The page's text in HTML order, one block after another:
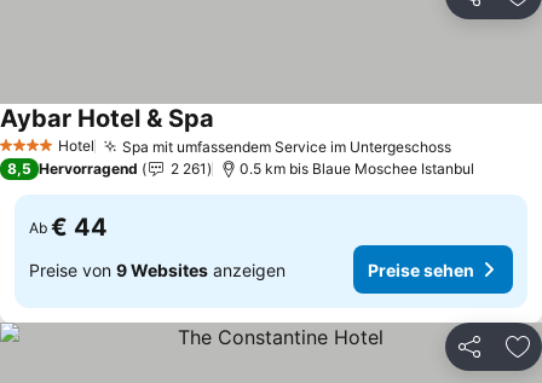
Teilen
4 Sterne Hotel Spa mit umfassendem Service im UntergeschossPreise
Aybar Hotel & Spa
8,5 Hervorragend 2 261 0.5 km bis Blaue Moschee Istanbul
Ab € 44
Preise von 9 Websites anzeigen Preise sehen
Teilen